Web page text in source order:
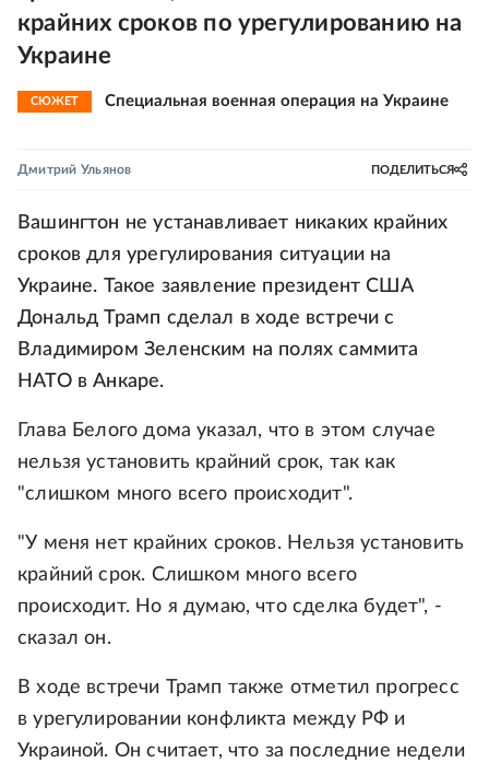
крайних сроков по урегулированию на
Украине
СЮЖЕТ Специальная военная операция на Украине
Дмитрий Ульянов ПОДЕЛИТЬСЯ
Вашингтон не устанавливает никаких крайних
сроков для урегулирования ситуации на
Украине. Такое заявление президент США
Дональд Трамп сделал в ходе встречи с
Владимиром Зеленским на полях саммита
НАТО в Анкаре.
Глава Белого дома указал, что в этом случае
нельзя установить крайний срок, так как
"слишком много всего происходит".
"У меня нет крайних сроков. Нельзя установить
крайний срок. Слишком много всего
происходит. Но я думаю, что сделка будет", -
сказал он.
В ходе встречи Трамп также отметил прогресс
в урегулировании конфликта между РФ и
Украиной. Он считает, что за последние недели